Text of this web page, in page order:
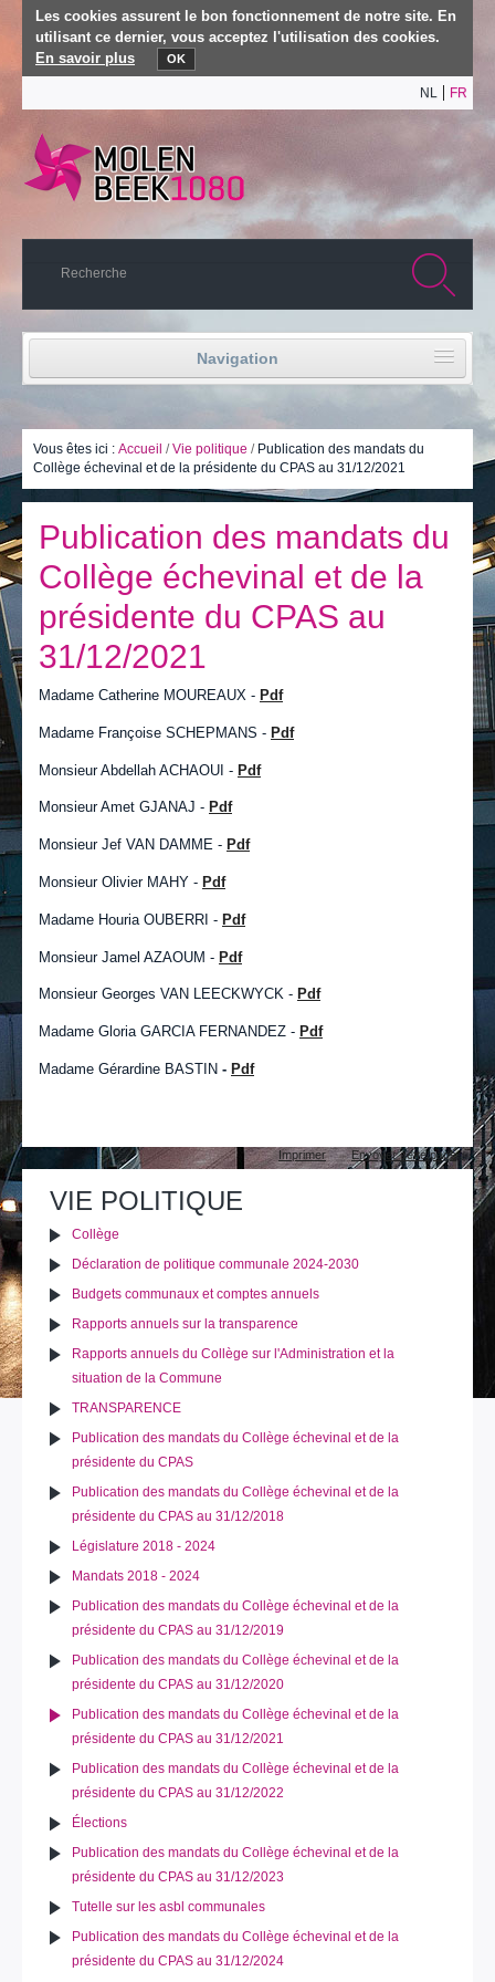
Les cookies assurent le bon fonctionnement de notre site. En
utilisant ce dernier, vous acceptez l'utilisation des cookies.
En savoir plus
OK
NL FR
Navigation
Vie politique
Je vis
Je visite
Publications
E-guichet / Prendre RDV
Actualités
Vous êtes ici : Accueil /Vie politique / Publication des mandats du
Collège échevinal et de la présidente du CPAS au 31/12/2021
Publication des mandats du
Collège échevinal et de la
présidente du CPAS au
31/12/2021
Madame Catherine MOUREAUX - Pdf
Madame Françoise SCHEPMANS - Pdf
Monsieur Abdellah ACHAOUI - Pdf
Monsieur Amet GJANAJ - Pdf
Monsieur Jef VAN DAMME - Pdf
Monsieur Olivier MAHY - Pdf
Madame Houria OUBERRI - Pdf
Monsieur Jamel AZAOUM - Pdf
Monsieur Georges VAN LEECKWYCK - Pdf
Madame Gloria GARCIA FERNANDEZ - Pdf
Madame Gérardine BASTIN - Pdf
sur
document
Imprimer Envoyer cette page
VIE POLITIQUE
Collège
Déclaration de politique communale 2024-2030
Budgets communaux et comptes annuels
Rapports annuels sur la transparence
Rapports annuels du Collège sur l'Administration et la
situation de la Commune
TRANSPARENCE
Publication des mandats du Collège échevinal et de la
présidente du CPAS
Publication des mandats du Collège échevinal et de la
présidente du CPAS au 31/12/2018
Législature 2018 - 2024
Mandats 2018 - 2024
Publication des mandats du Collège échevinal et de la
présidente du CPAS au 31/12/2019
Publication des mandats du Collège échevinal et de la
présidente du CPAS au 31/12/2020
Publication des mandats du Collège échevinal et de la
présidente du CPAS au 31/12/2021
Publication des mandats du Collège échevinal et de la
présidente du CPAS au 31/12/2022
Élections
Publication des mandats du Collège échevinal et de la
présidente du CPAS au 31/12/2023
Tutelle sur les asbl communales
Publication des mandats du Collège échevinal et de la
présidente du CPAS au 31/12/2024